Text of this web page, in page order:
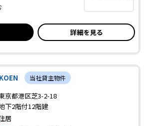
詳細を見る
当社貸主物件
京都港区芝3-2-18
下2階付12階建
居